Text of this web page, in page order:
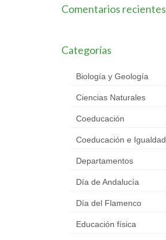
Comentarios recientes
Categorías
Biología y Geología
Ciencias Naturales
Coeducación
Coeducación e Igualdad
Departamentos
Día de Andalucía
Día del Flamenco
Educación física